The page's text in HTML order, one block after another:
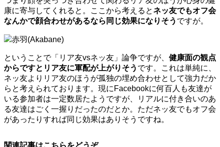
康に寄与してくれると。ここから考えるとネッ友でもオフ会
なんかで顔合わせがあるなら同じ効果になりそう ですが。
赤羽(Akabane)
ということで「リア友vsネッ友」論争ですが、 健康面の観点
からですとリア友に軍配が上がりそう です。これは単純に、
ネッ友よりリア友のほうが孤独の埋め合わせとして強力だか
らと考えられております。現にFacebookに何百人も友達が
いる参加者は一定数居たようですが、リアルに付き合いのあ
る友達はごく一握りだったのだとか。ただネッ友でもオフ会
があったりすれば同じ効果はありそうですね。